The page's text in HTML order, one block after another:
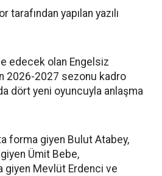
yapılan yazılı
edecek olan Engelsiz
2026-2027 sezonu kadro
dört yeni oyuncuyla anlaşma
forma giyen Bulut Atabey,
Ümit Bebe,
giyen Mevlüt Erdenci ve